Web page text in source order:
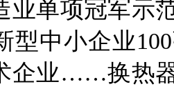
业单项冠军示
型中小企业
企业……换热